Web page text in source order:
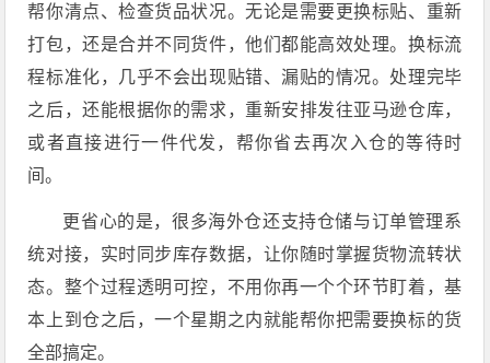
帮你清点、检查货品状况。无论是需要更换标贴、重新
打包，还是合并不同货件，他们都能高效处理。换标流
程标准化，几乎不会出现贴错、漏贴的情况。处理完毕
之后，还能根据你的需求，重新安排发往亚马逊仓库，
或者直接进行一件代发，帮你省去再次入仓的等待时
间。
更省心的是，很多海外仓还支持仓储与订单管理系
统对接，实时同步库存数据，让你随时掌握货物流转状
态。整个过程透明可控，不用你再一个个环节盯着，基
本上到仓之后，一个星期之内就能帮你把需要换标的货
全部搞定。